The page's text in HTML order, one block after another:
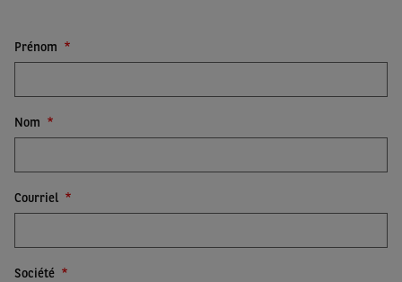
Prénom
Nom
Courriel
Société